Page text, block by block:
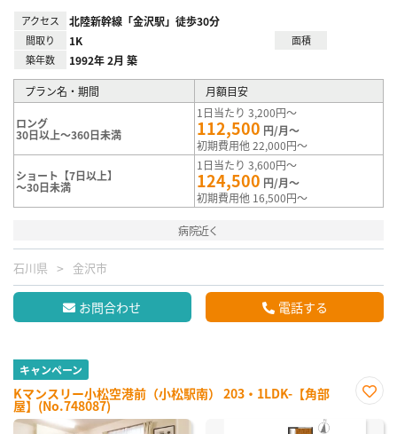
アクセス 北陸新幹線「金沢駅」徒歩30分
間取り 1K
面積
築年数
1992年 2月 築
プラン名・期間 月額目安
ロング
30日以上～360日未満
1日当たり 3,200円～
112,500 円/月～
初期費用他 22,000円～
ショート【7日以上】
～30日未満
1日当たり 3,600円～
124,500 円/月～
初期費用他 16,500円～
病院近く
石川県 金沢市
お問合わせ 電話する
キャンペーン
Kマンスリー小松空港前（小松駅南） 203・1LDK-【角部
屋】(No.748087)
に入